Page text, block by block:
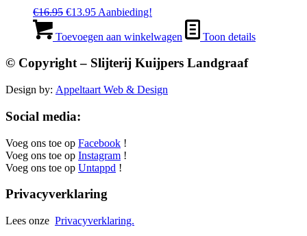
€16.95 Oorspronkelijke
was:
€13.95Huidige
is:
Aanbieding!
Toevoegen aan winkelwagen Toon details
© Copyright – Slijterij Kuijpers Landgraaf
Design by: Appeltaart Web & Design
Social media:
Voeg ons toe op Facebook !
Voeg ons toe op Instagram !
Voeg ons toe op Untappd !
Privacyverklaring
Lees onze Privacyverklaring.